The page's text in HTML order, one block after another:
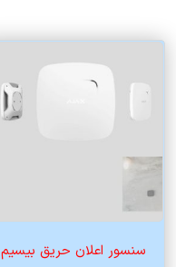
سنسور اعلان حریق بیسیم